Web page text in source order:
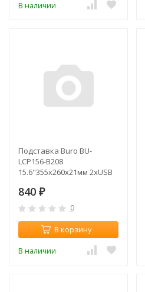
В наличии
Подставка Buro BU-
LCP156-B208
15.6"355x260x21мм 2xUSB
металлическа (плохая
упаковка)
840 ₽
0
В корзину
В наличии